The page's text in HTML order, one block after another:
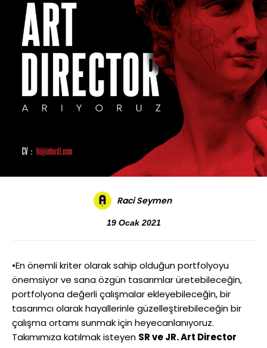
Raci Seymen
19 Ocak 2021
•En önemli kriter olarak sahip olduğun portfolyoyu
önemsiyor ve sana özgün tasarımlar üretebileceğin,
portfolyona değerli çalışmalar ekleyebileceğin, bir
tasarımcı olarak hayallerinle güzelleştirebileceğin bir
çalışma ortamı sunmak için heyecanlanıyoruz.
Takımımıza katılmak isteyen SR ve JR. Art Director